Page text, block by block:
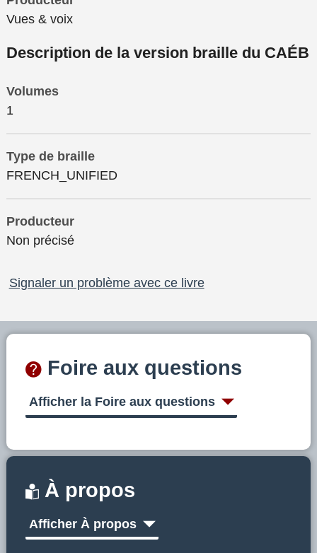
Vues & voix
Description de la version braille du CAÉB
Volumes
1
Type de braille
FRENCH_UNIFIED
Producteur
Non précisé
Signaler un problème avec ce livre
Foire aux questions
Afficher la Foire aux questions
À propos
Afficher À propos